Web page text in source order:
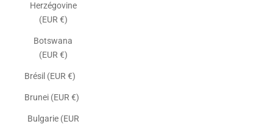
Herzégovine
(EUR €)
Botswana
(EUR €)
Brésil (EUR €)
Brunei (EUR €)
Bulgarie (EUR